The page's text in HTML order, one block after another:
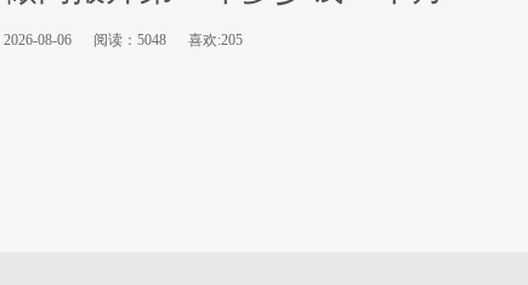
2026-08-06 阅读：5048 喜欢:205